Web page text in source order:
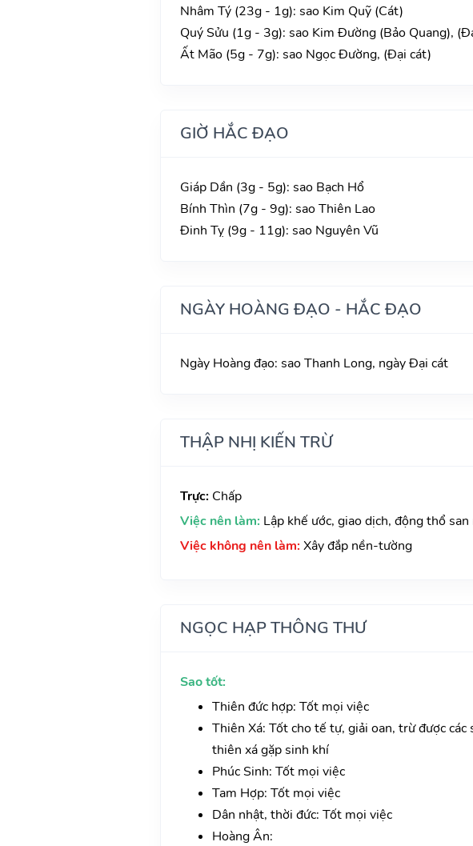
Nhâm Tý (23g - 1g): sao Kim Quỹ (Cát)
Quý Sửu (1g - 3g): sao Kim Đường (Bảo Quang),
Ất Mão (5g - 7g): sao Ngọc Đường, (Đại cát)
GIỜ HẮC ĐẠO
Giáp Dần (3g - 5g): sao Bạch Hổ
Bính Thìn (7g - 9g): sao Thiên Lao
Đinh Tỵ (9g - 11g): sao Nguyên Vũ
NGÀY HOÀNG ĐẠO - HẮC ĐẠO
Ngày Hoàng đạo: sao Thanh Long, ngày Đại cát
THẬP NHỊ KIẾN TRỪ
Trực: Chấp
Việc nên làm: Lập khế ước, giao dịch, động thổ
Việc không nên làm: Xây đắp nền-tường
NGỌC HẠP THÔNG THƯ
Sao tốt:
Thiên đức hợp: Tốt mọi việc
Thiên Xá: Tốt cho tế tự, giải oan, trừ được
thiên xá gặp sinh khí
Phúc Sinh: Tốt mọi việc
Tam Hợp: Tốt mọi việc
Dân nhật, thời đức: Tốt mọi việc
Hoàng Ân: